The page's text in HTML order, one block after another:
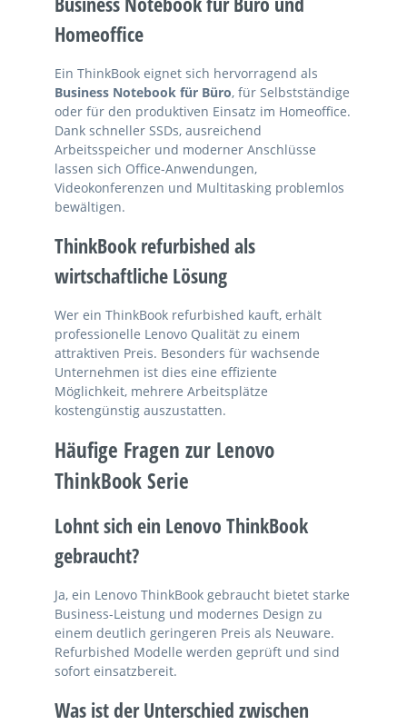
Homeoffice
Ein ThinkBook eignet sich hervorragend als
Business Notebook für Büro, für Selbstständige
oder für den produktiven Einsatz im Homeoffice.
Dank schneller SSDs, ausreichend
Arbeitsspeicher und moderner Anschlüsse
lassen sich Office-Anwendungen,
Videokonferenzen und Multitasking problemlos
bewältigen.
ThinkBook refurbished als
wirtschaftliche Lösung
Wer ein ThinkBook refurbished kauft, erhält
professionelle Lenovo Qualität zu einem
attraktiven Preis. Besonders für wachsende
Unternehmen ist dies eine effiziente
Möglichkeit, mehrere Arbeitsplätze
kostengünstig auszustatten.
Häufige Fragen zur Lenovo
ThinkBook Serie
Lohnt sich ein Lenovo ThinkBook
gebraucht?
Ja, ein Lenovo ThinkBook gebraucht bietet starke
Business-Leistung und modernes Design zu
einem deutlich geringeren Preis als Neuware.
Refurbished Modelle werden geprüft und sind
sofort einsatzbereit.
Was ist der Unterschied zwischen